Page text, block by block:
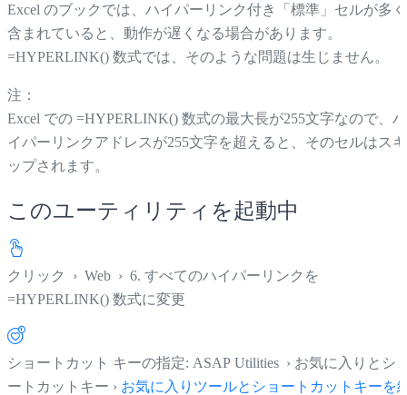
Excel のブックでは、ハイパーリンク付き「標準」セルが多く
含まれていると、動作が遅くなる場合があります。
=HYPERLINK() 数式では、そのような問題は生じません。
注：
Excel での =HYPERLINK() 数式の最大長が255文字なので、ハ
イパーリンクアドレスが255文字を超えると、そのセルはスキ
ップされます。
このユーティリティを起動中
クリック › Web › 6. すべてのハイパーリンクを
=HYPERLINK() 数式に変更
ショートカット キーの指定: ASAP Utilities › お気に入りとシ
ートカットキー › お気に入りツールとショートカットキーを